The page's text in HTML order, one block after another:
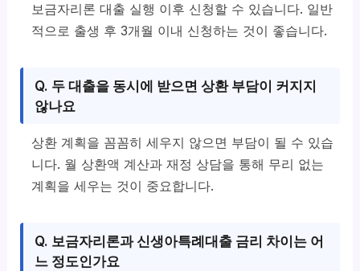
보금자리론 대출 실행 이후 신청할 수 있습니다. 일반
적으로 출생 후 3개월 이내 신청하는 것이 좋습니다.
Q. 두 대출을 동시에 받으면 상환 부담이 커지지
않나요
상환 계획을 꼼꼼히 세우지 않으면 부담이 될 수 있습
니다. 월 상환액 계산과 재정 상담을 통해 무리 없는
계획을 세우는 것이 중요합니다.
Q. 보금자리론과 신생아특례대출 금리 차이는 어
느 정도인가요